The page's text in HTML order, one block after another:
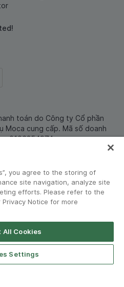
toán do Công ty Cổ phần
Moca cung cấp. Mã số doanh
0106254974
- 2026
you agree to the storing of
site navigation, analyze site
efforts. Please refer to the
Notice for more
All Cookies
Settings